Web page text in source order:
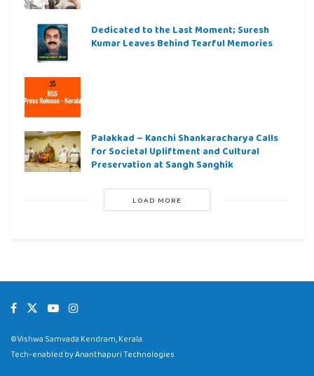
Dedicated to the Last Moment; Suresh
Kumar Leaves Behind Tearful Memories
Palakkad – Kanchi Shankaracharya Calls
for Societal Upliftment and Cultural
Preservation at Sangh Sanghik
LOAD MORE
©Vishwa Samvada Kendram, Kerala.
Tech-enabled byAnanthapuri Technologies